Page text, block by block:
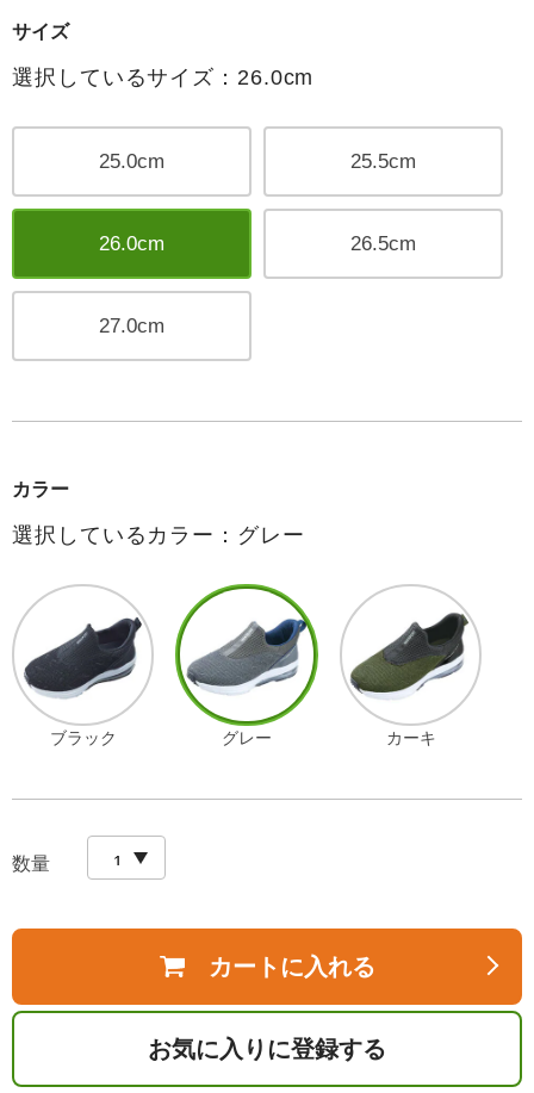
サイズ
選択しているサイズ：26.0cm
25.0cm 25.5cm
26.0cm 26.5cm
27.0cm
カラー
選択しているカラー：グレー
ブラック グレー カーキ
数量
カートに入れる
お気に入りに登録する